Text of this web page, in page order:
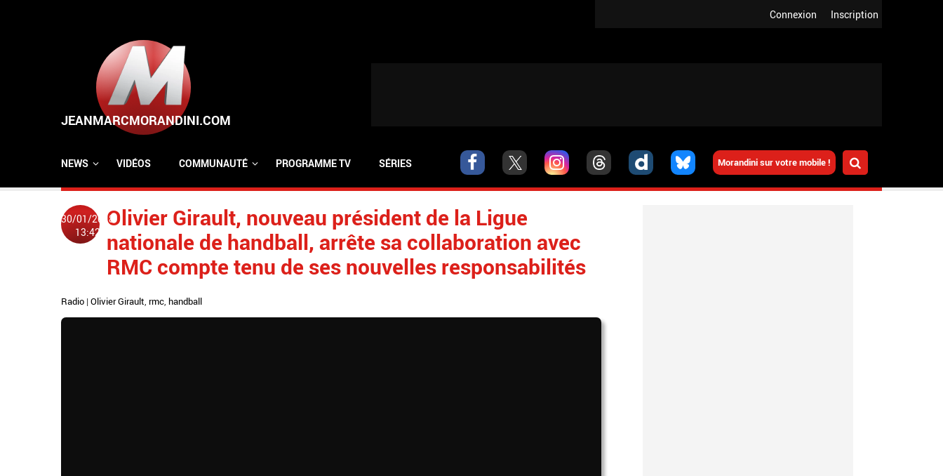
Inscription
Connexion
Morandini sur votre mobile !
NEWS VIDÉOS COMMUNAUTÉ PROGRAMME TV SÉRIES
30/01/2018
13:42
Olivier Girault, nouveau président de la Ligue
nationale de handball, arrête sa collaboration avec
RMC compte tenu de ses nouvelles responsabilités
Radio | Olivier Girault, rmc, handball